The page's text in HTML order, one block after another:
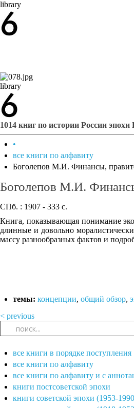
library
library
1014 книг по истории России
•
все книги по алфавиту
Боголепов М.И. Финансы,
Боголепов М.И.
СПб. : 1907 - 333 с.
Книга, показывающая понимание
длинные и довольно
массу разнообразных фактов и
темы: концепции, общий обзор,
< previous
все книги в порядке поступления
все книги по алфавиту
все книги по алфавиту и с
книги постсоветской эпохи
книги советской эпохи (1953-